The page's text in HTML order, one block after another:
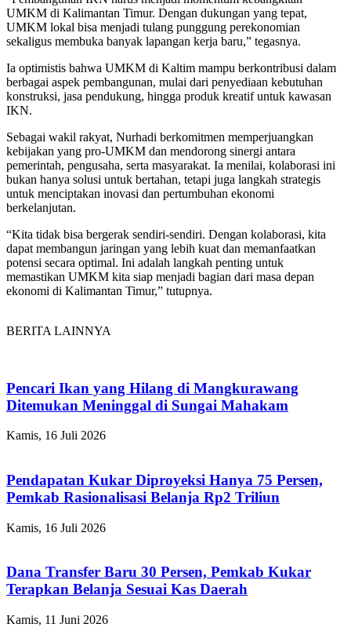
UMKM di Kalimantan Timur. Dengan dukungan yang tepat,
UMKM lokal bisa menjadi tulang punggung perekonomian
sekaligus membuka banyak lapangan kerja baru,” tegasnya.
Ia optimistis bahwa UMKM di Kaltim mampu berkontribusi dalam
berbagai aspek pembangunan, mulai dari penyediaan kebutuhan
konstruksi, jasa pendukung, hingga produk kreatif untuk kawasan
IKN.
Sebagai wakil rakyat, Nurhadi berkomitmen memperjuangkan
kebijakan yang pro-UMKM dan mendorong sinergi antara
pemerintah, pengusaha, serta masyarakat. Ia menilai, kolaborasi ini
bukan hanya solusi untuk bertahan, tetapi juga langkah strategis
untuk menciptakan inovasi dan pertumbuhan ekonomi
berkelanjutan.
“Kita tidak bisa bergerak sendiri-sendiri. Dengan kolaborasi, kita
dapat membangun jaringan yang lebih kuat dan memanfaatkan
potensi secara optimal. Ini adalah langkah penting untuk
memastikan UMKM kita siap menjadi bagian dari masa depan
ekonomi di Kalimantan Timur,” tutupnya.
BERITA LAINNYA
Pencari Ikan yang Hilang di Mangkurawang
Ditemukan Meninggal di Sungai Mahakam
Kamis, 16 Juli 2026
Pendapatan Kukar Diproyeksi Hanya 75 Persen,
Pemkab Rasionalisasi Belanja Rp2 Triliun
Kamis, 16 Juli 2026
Dana Transfer Baru 30 Persen, Pemkab Kukar
Terapkan Belanja Sesuai Kas Daerah
Kamis, 11 Juni 2026